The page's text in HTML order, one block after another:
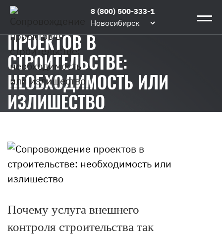
8 (800) 500-333-1
Новосибирск
Главная
Сопровождение
проектов
строительстве:
необходимость
или
излишество
СОПРОВОЖДЕНИЕ
ПРОЕКТОВ В
СТРОИТЕЛЬСТВЕ:
НЕОБХОДИМОСТЬ ИЛИ
ИЗЛИШЕСТВО
Почему услуга внешнего
контроля строительства так